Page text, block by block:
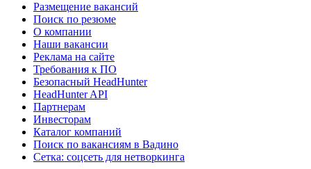
Размещение вакансий
Поиск по резюме
О компании
Наши вакансии
Реклама на сайте
Требования к ПО
Безопасный HeadHunter
HeadHunter API
Партнерам
Инвесторам
Каталог компаний
Поиск по вакансиям в Вадино
Сетка: соцсеть для нетворкинга